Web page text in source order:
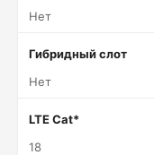
Нет
Гибридный слот
Нет
LTE Cat*
18